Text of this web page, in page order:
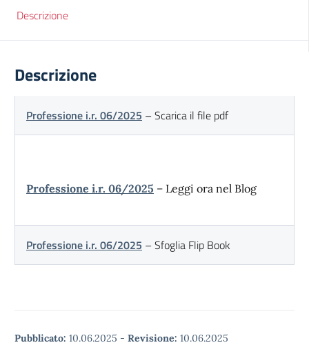
Descrizione
Descrizione
Professione i.r. 06/2025 – Scarica il file pdf
Professione i.r. 06/2025 – Leggi ora nel Blog
Professione i.r. 06/2025 – Sfoglia Flip Book
Pubblicato: 10.06.2025 - Revisione: 10.06.2025